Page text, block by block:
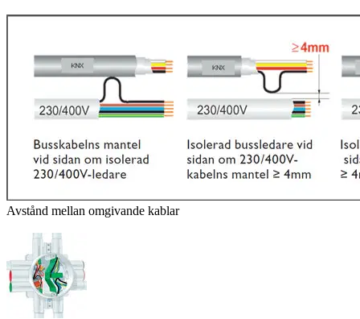
Avstånd mellan omgivande kablar